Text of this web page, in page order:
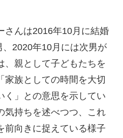
さんは2016年10月に結婚
、2020年10月には次男が
、親として子どもたちを
家族としての時間を大切
く」との意思を示してい
気持ちを述べつつ、これ
前向きに捉えている様子